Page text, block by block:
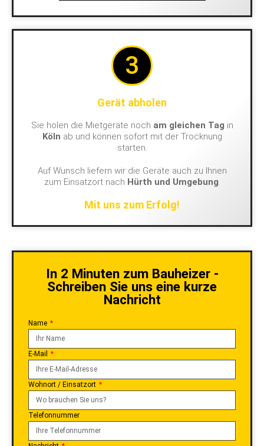
3
Gerät abholen
Sie holen die Mietgeräte noch am gleichen Tag in
Köln ab und können sofort mit der Trocknung
starten.
Auf Wunsch liefern wir die Geräte auch zu Ihnen
zum Einsatzort nach Hürth und Umgebung.
Mit uns zum Erfolg!
In 2 Minuten zum Bauheizer -
Schreiben Sie uns eine kurze
Nachricht
Name
E-Mail
Wohnort / Einsatzort
Telefonnummer